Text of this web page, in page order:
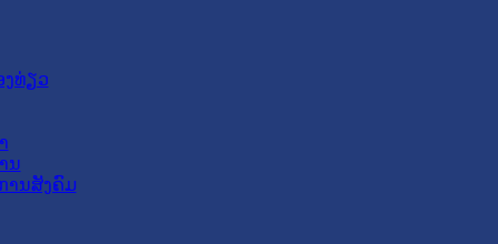
ງທ່ຽວ
ນ
ານສັງຄົມ